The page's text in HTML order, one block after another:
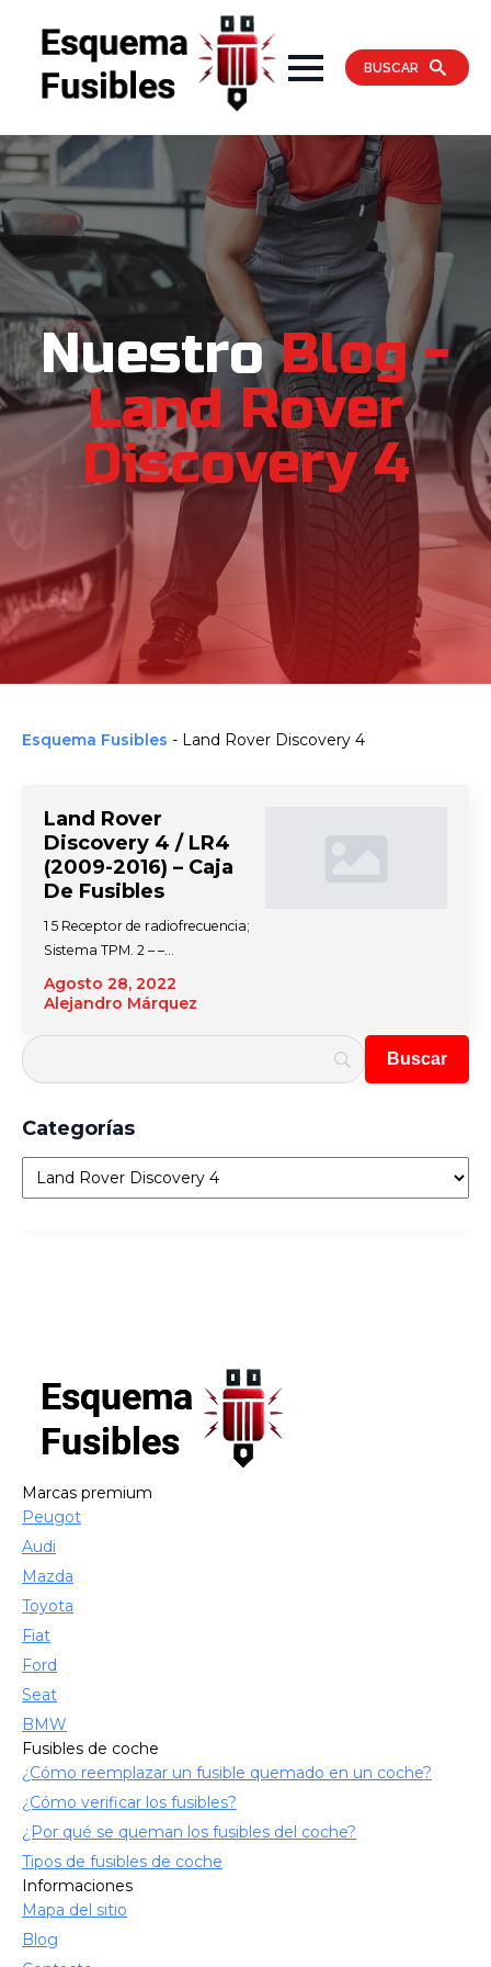
BUSCAR
Nuestro Blog -
Land Rover
Discovery 4
Esquema Fusibles - Land Rover Discovery 4
Land Rover
Discovery 4 / LR4
(2009-2016) – Caja
De Fusibles
Agosto 28, 2022
Alejandro Márquez
1 5 Receptor de radiofrecuencia;
Sistema TPM. 2 – –…
Categorías
Categorías
Marcas premium
Peugot
Audi
Mazda
Toyota
Fiat
Ford
Seat
BMW
Fusibles de coche
¿Cómo reemplazar un fusible quemado en un coche?
¿Cómo verificar los fusibles?
¿Por qué se queman los fusibles del coche?
Tipos de fusibles de coche
Informaciones
Mapa del sitio
Blog